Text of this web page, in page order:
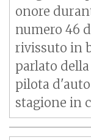
onore
numero 46
rivissuto in
parlato
pilota
stagione in